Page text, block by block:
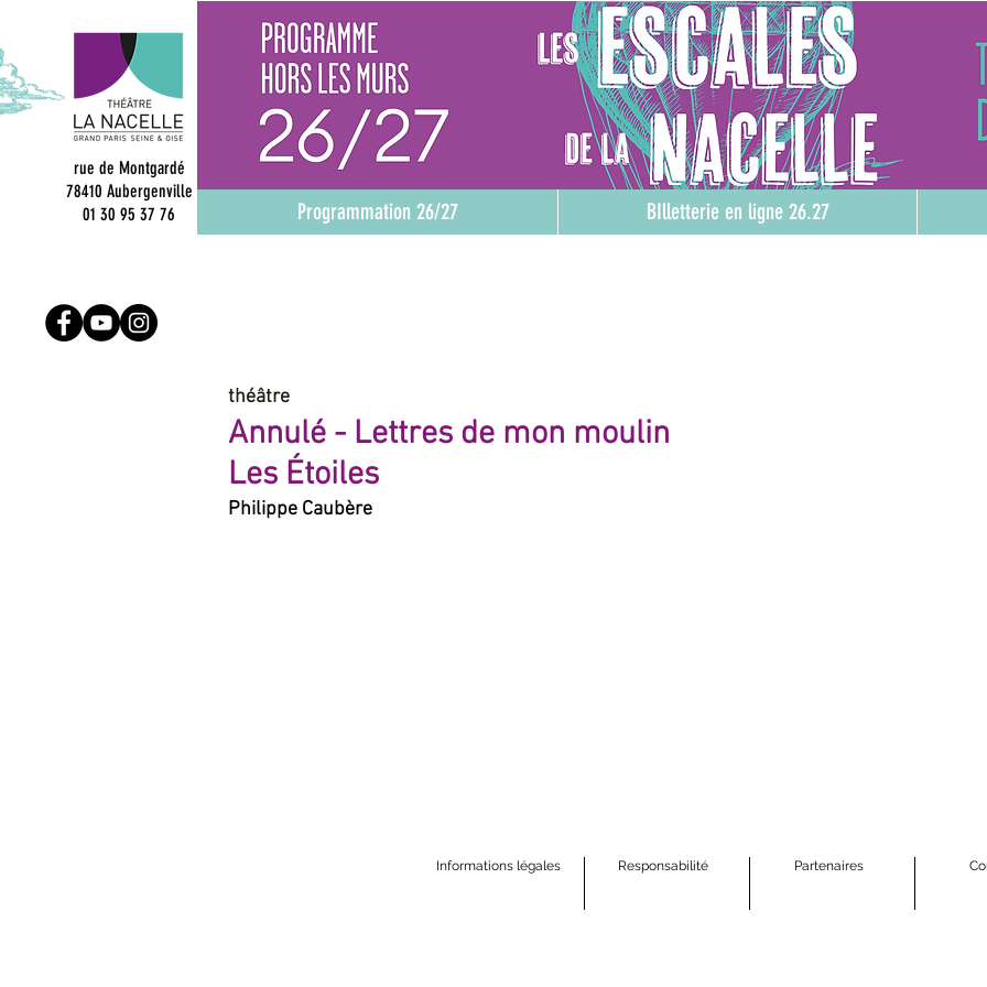
rue de Montgardé
78410 Aubergenville
01 30 95 37 76
Programmation 26/27 BIlletterie en ligne 26.27
théâtre
Annulé - Lettres de mon moulin
Les Étoiles
Philippe Caubère
Informations légales Responsabilité Partenaires